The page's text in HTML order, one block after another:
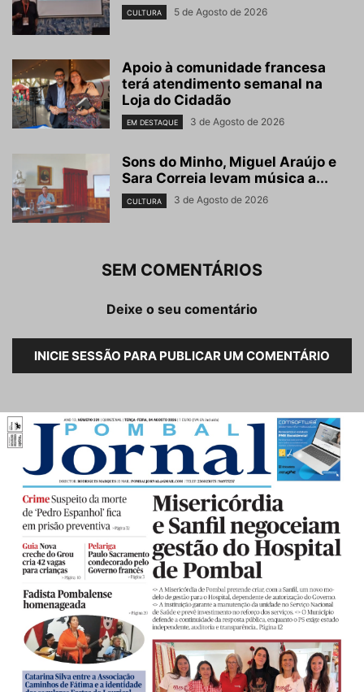
CULTURA 5 de Agosto de 2026
Apoio à comunidade francesa
terá atendimento semanal na
Loja do Cidadão
EM DESTAQUE 3 de Agosto de 2026
Sons do Minho, Miguel Araújo e
Sara Correia levam música a...
CULTURA 3 de Agosto de 2026
SEM COMENTÁRIOS
Deixe o seu comentário
INICIE SESSÃO PARA PUBLICAR UM COMENTÁRIO